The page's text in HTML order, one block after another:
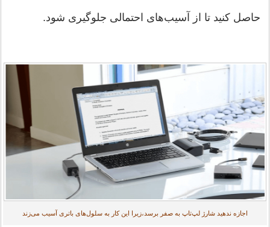
حاصل کنید تا از آسیب‌های احتمالی جلوگیری شود.
اجازه ندهید شارژ لپ‌تاپ به صفر برسد،زیرا این کار به سلول‌های باتری آسیب می‌زند